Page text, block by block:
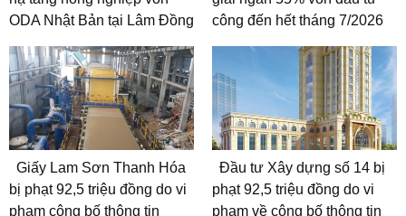
ODA Nhật Bản tại Lâm Đồng
công đến hết tháng 7/2026
Giấy Lam Sơn Thanh Hóa
bị phạt 92,5 triệu đồng do vi
phạm công bố thông tin
Đầu tư Xây dựng số 14 bị
phạt 92,5 triệu đồng do vi
phạm về công bố thông tin